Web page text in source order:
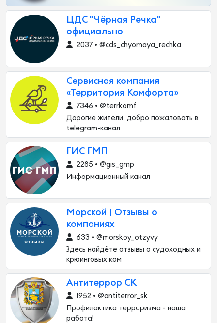
ЦДС "Чёрная Речка"
официально
2037 • @cds_chyornaya_rechka
Сервисная компания
«Территория Комфорта»
7346 • @terrkomf
Дорогие жители, добро пожаловать в
telegram-канал
ГИС ГМП
2285 • @gis_gmp
Информационный канал
Морской | Отзывы о
компаниях
633 • @morskoy_otzyvy
Здесь найдёте отзывы о судоходных и
крюинговых ком
Антитеррор СК
1952 • @antiterror_sk
Профилактика терроризма - наша
работа!